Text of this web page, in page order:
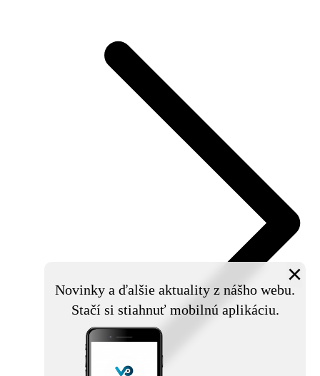
Novinky a ďalšie aktuality z nášho webu.
Stačí si stiahnuť mobilnú aplikáciu.
×